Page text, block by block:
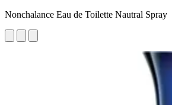
Nonchalance Eau de Toilette Nautral Spray